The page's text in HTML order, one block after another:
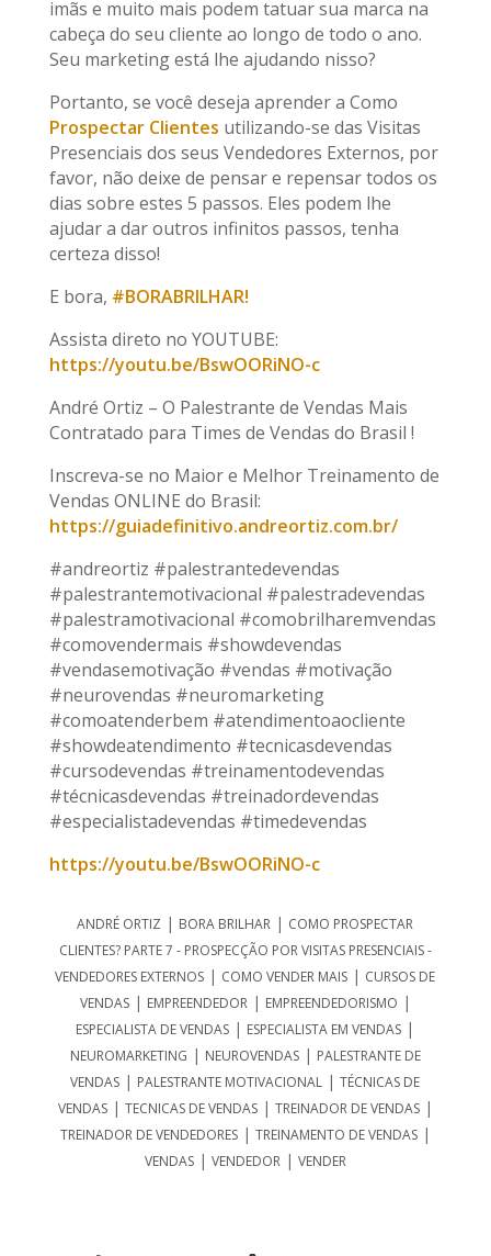
imãs e muito mais podem tatuar sua marca na
cabeça do seu cliente ao longo de todo o ano.
Seu marketing está lhe ajudando nisso?
Portanto, se você deseja aprender a Como
Prospectar Clientes utilizando-se das Visitas
Presenciais dos seus Vendedores Externos, por
favor, não deixe de pensar e repensar todos os
dias sobre estes 5 passos. Eles podem lhe
ajudar a dar outros infinitos passos, tenha
certeza disso!
E bora, #BORABRILHAR!
Assista direto no YOUTUBE:
https://youtu.be/BswOORiNO-c
André Ortiz – O Palestrante de Vendas Mais
Contratado para Times de Vendas do Brasil !
Inscreva-se no Maior e Melhor Treinamento de
Vendas ONLINE do Brasil:
https://guiadefinitivo.andreortiz.com.br/
#andreortiz #palestrantedevendas
#palestrantemotivacional #palestradevendas
#palestramotivacional #comobrilharemvendas
#comovendermais #showdevendas
#vendasemotivação #vendas #motivação
#neurovendas #neuromarketing
#comoatenderbem #atendimentoaocliente
#showdeatendimento #tecnicasdevendas
#cursodevendas #treinamentodevendas
#técnicasdevendas #treinadordevendas
#especialistadevendas #timedevendas
https://youtu.be/BswOORiNO-c
ANDRÉ ORTIZ | BORA BRILHAR | COMO PROSPECTAR
CLIENTES? PARTE 7 - PROSPECÇÃO POR VISITAS PRESENCIAIS -
VENDEDORES EXTERNOS | COMO VENDER MAIS | CURSOS DE
VENDAS| EMPREENDEDOR| EMPREENDEDORISMO |
ESPECIALISTA DE VENDAS | ESPECIALISTA EM VENDAS |
NEUROMARKETING | NEUROVENDAS| PALESTRANTE DE
VENDAS | PALESTRANTE MOTIVACIONAL |TÉCNICAS DE
VENDAS| TECNICAS DE VENDAS| TREINADOR DE VENDAS|
TREINADOR DE VENDEDORES| TREINAMENTO DE VENDAS|
VENDAS| VENDEDOR| VENDER